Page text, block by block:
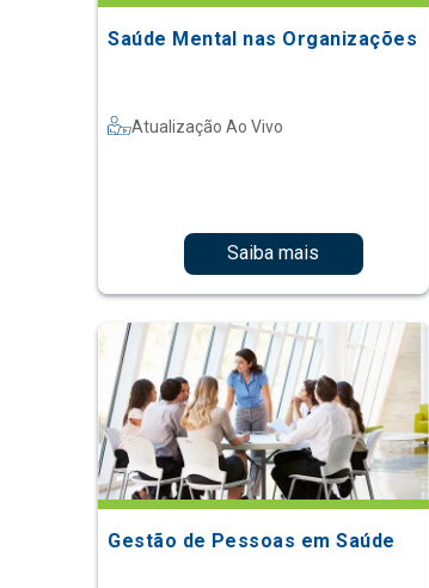
Saúde Mental nas Organizações
Atualização Ao Vivo
Saiba mais
Gestão de Pessoas em Saúde